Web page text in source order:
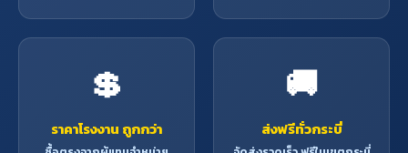
💲
ราคาโรงงาน ถูกกว่า
🚚
ส่งฟรีทั่วกระบี่